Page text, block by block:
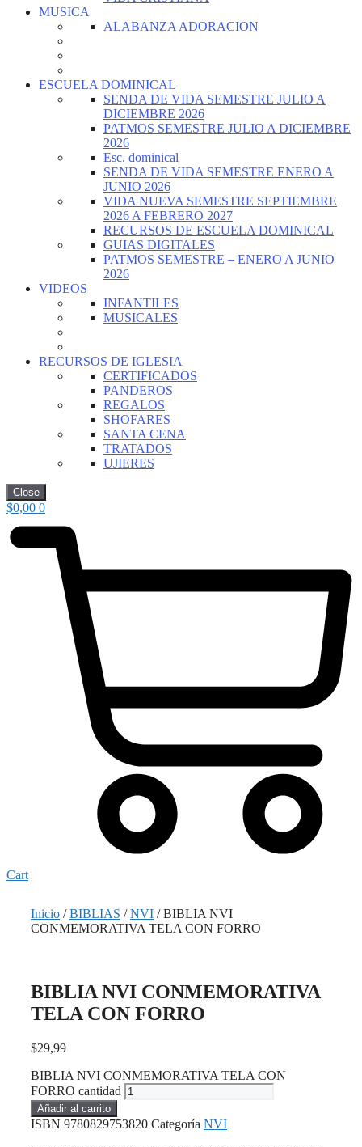
MUSICA
ALABANZA ADORACION
ESCUELA DOMINICAL
SENDA DE VIDA SEMESTRE JULIO A
DICIEMBRE 2026
PATMOS SEMESTRE JULIO A DICIEMBRE
2026
Esc. dominical
SENDA DE VIDA SEMESTRE ENERO A
JUNIO 2026
VIDA NUEVA SEMESTRE SEPTIEMBRE
2026 A FEBRERO 2027
RECURSOS DE ESCUELA DOMINICAL
GUIAS DIGITALES
PATMOS SEMESTRE – ENERO A JUNIO
2026
VIDEOS
INFANTILES
MUSICALES
RECURSOS DE IGLESIA
CERTIFICADOS
PANDEROS
REGALOS
SHOFARES
SANTA CENA
TRATADOS
UJIERES
Close
$0,00 0
Cart
Inicio /BIBLIAS /NVI / BIBLIA NVI
CONMEMORATIVA TELA CON FORRO
BIBLIA NVI CONMEMORATIVA
TELA CON FORRO
$29,99
BIBLIA NVI CONMEMORATIVA TELA CON
FORRO cantidad
Añadir al carrito
ISBN 9780829753820 Categoría NVI